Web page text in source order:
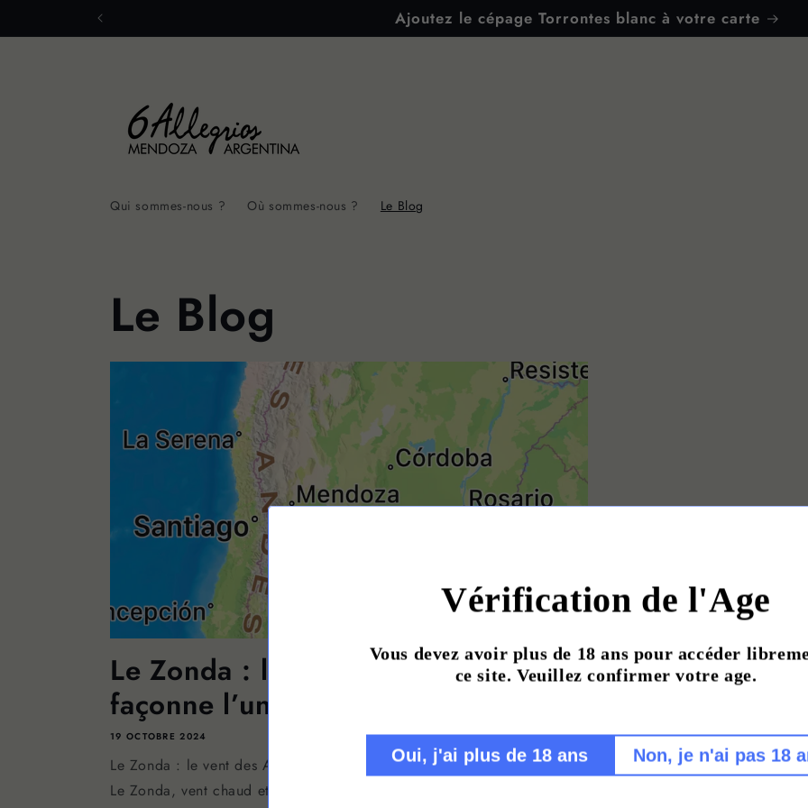
au
Ajoutez le cépage Torrontes blanc à votre carte
Qui sommes-nous ? Où sommes-nous ? Le Blog
Le Blog
Le Zonda : le vent des Andes qui
façonne l’unic...
19 OCTOBRE 2024
Le Zonda : le vent des Andes qui façonne l’unicité du Malbec argentin
Le Zonda, vent chaud et sec qui souffle depuis les sommets enneigés
Vérification de l'Age
Vous devez avoir plus de 18 ans pour accéder
ce site. Veuillez confirmer votre age.
Oui, j'ai plus de 18 ans Non, je n'ai pas 18